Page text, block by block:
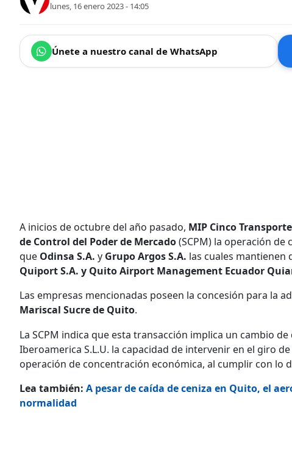
lunes, 16 enero 2023 - 14:05
Únete a nuestro canal de WhatsApp
A inicios de octubre del año pasado, MIP Cinco
de Control del Poder de Mercado(SCPM) la operación
que Odinsa S.A. y Grupo Argos S.A. las cuales mantienen
Quiport S.A. y Quito Airport Management Ecuador
Las empresas mencionadas poseen la concesión para la
Mariscal Sucre de Quito.
La SCPM indica que esta transacción implica un cambio
Iberoamerica S.L.U. la capacidad de intervenir en el giro
operación de concentración económica, al cumplir con lo
Lea también: A pesar de caída de ceniza en Quito, el
normalidad